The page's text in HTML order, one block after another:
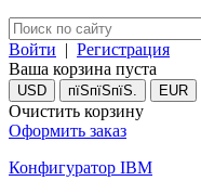
Войти | Регистрация
Ваша корзина пуста
USD пїЅпїЅпїЅ. EUR
Очистить корзину
Оформить заказ
Конфигуратор IBM